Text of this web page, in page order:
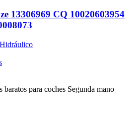
13306969 CQ 10020603954